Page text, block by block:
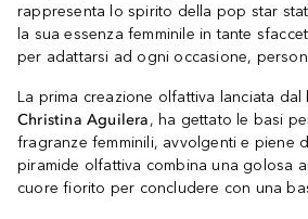
rappresenta lo spirito della pop star
la sua essenza femminile in tante
per adattarsi ad ogni occasione,
La prima creazione olfattiva lanciata dal
Christina Aguilera, ha gettato le basi
fragranze femminili, avvolgenti e piene
piramide olfattiva combina una golosa
cuore fiorito per concludere con una